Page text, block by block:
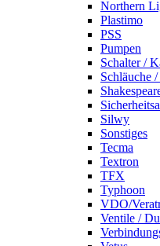
Northern
Plastimo
PSS
Pumpen
Schalter /
Schläuche
Silwy
Sonstiges
Tecma
Textron
TFX
Typhoon
VDO/
Ventile /